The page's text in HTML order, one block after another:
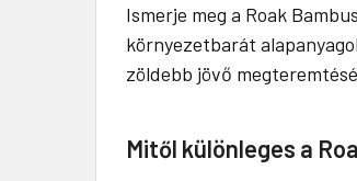
Ismerje meg a Roak
környezetbarát
zöldebb jövő
Mitől különleges a